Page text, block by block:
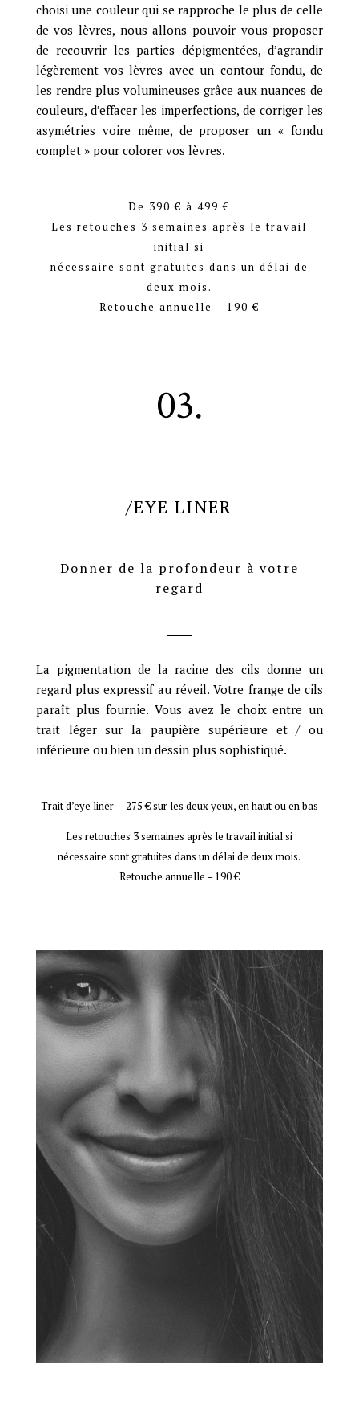
choisi une couleur qui se rapproche le plus de celle
de vos lèvres, nous allons pouvoir vous proposer
de recouvrir les parties dépigmentées, d’agrandir
légèrement vos lèvres avec un contour fondu, de
les rendre plus volumineuses grâce aux nuances de
couleurs, d’effacer les imperfections, de corriger les
asymétries voire même, de proposer un « fondu
complet » pour colorer vos lèvres.
De 390 € à 499 €
Les retouches 3 semaines après le travail
initial si
nécessaire sont gratuites dans un délai de
deux mois.
Retouche annuelle – 190 €
03.
/EYE LINER
Donner de la profondeur à votre
regard
La pigmentation de la racine des cils donne un
regard plus expressif au réveil. Votre frange de cils
paraît plus fournie. Vous avez le choix entre un
trait léger sur la paupière supérieure et / ou
inférieure ou bien un dessin plus sophistiqué.
Trait d’eye liner – 275 € sur les deux yeux, en haut ou en bas
Les retouches 3 semaines après le travail initial si
nécessaire sont gratuites dans un délai de deux mois.
Retouche annuelle – 190 €